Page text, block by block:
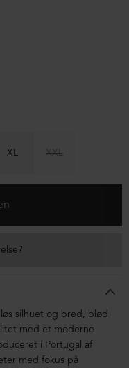
XL XXL
silhuet og bred, blød
med et moderne
i Portugal af
med fokus på